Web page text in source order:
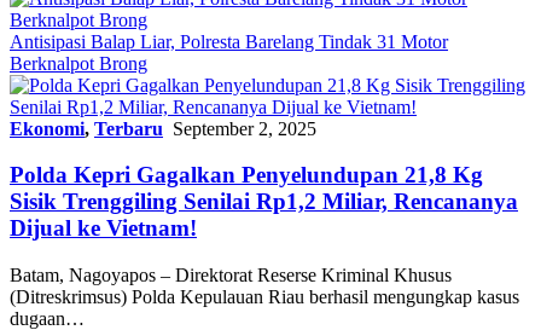
Antisipasi Balap Liar, Polresta Barelang Tindak 31 Motor
Berknalpot Brong
Ekonomi, Terbaru September 2, 2025
Polda Kepri Gagalkan Penyelundupan 21,8 Kg
Sisik Trenggiling Senilai Rp1,2 Miliar, Rencananya
Dijual ke Vietnam!
Batam, Nagoyapos – Direktorat Reserse Kriminal Khusus
(Ditreskrimsus) Polda Kepulauan Riau berhasil mengungkap kasus
dugaan…